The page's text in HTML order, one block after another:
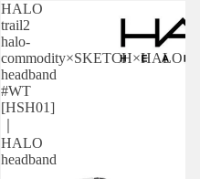
HALO
trail2
halo-
commodity×SKETCH×HALO
headband
#WT
[HSH01]
HALO
headband